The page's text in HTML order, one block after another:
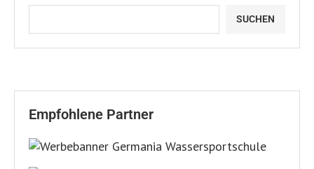
SUCHEN
Empfohlene Partner